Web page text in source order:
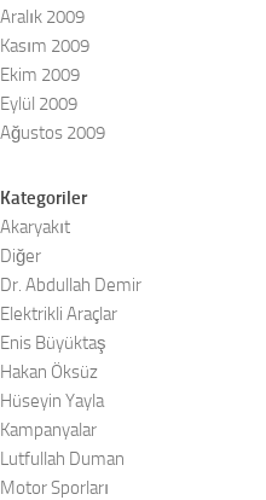
Aralık 2009
Kasım 2009
Ekim 2009
Eylül 2009
Ağustos 2009
Kategoriler
Akaryakıt
Diğer
Dr. Abdullah Demir
Elektrikli Araçlar
Enis Büyüktaş
Hakan Öksüz
Hüseyin Yayla
Kampanyalar
Lutfullah Duman
Motor Sporları